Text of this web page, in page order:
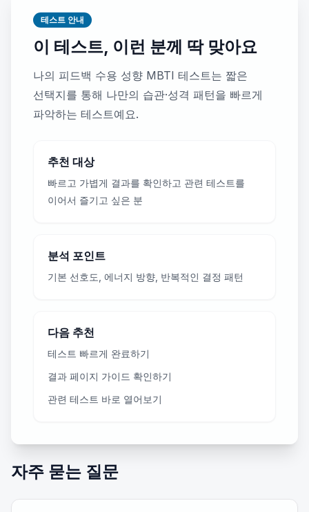
테스트 안내
이 테스트, 이런 분께 딱 맞아요
나의 피드백 수용 성향 MBTI 테스트는 짧은
선택지를 통해 나만의 습관·성격 패턴을 빠르게
파악하는 테스트예요.
추천 대상
빠르고 가볍게 결과를 확인하고 관련 테스트를
이어서 즐기고 싶은 분
분석 포인트
기본 선호도, 에너지 방향, 반복적인 결정 패턴
다음 추천
테스트 빠르게 완료하기
결과 페이지 가이드 확인하기
관련 테스트 바로 열어보기
자주 묻는 질문